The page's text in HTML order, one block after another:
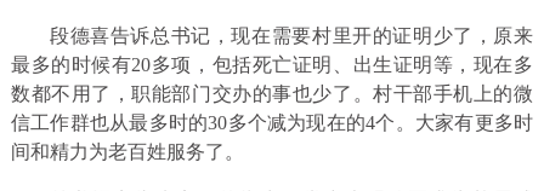
段德喜告诉总书记，现在需要村里开的证明少了，原来
最多的时候有20多项，包括死亡证明、出生证明等，现在多
数都不用了，职能部门交办的事也少了。村干部手机上的微
信工作群也从最多时的30多个减为现在的4个。大家有更多时
间和精力为老百姓服务了。